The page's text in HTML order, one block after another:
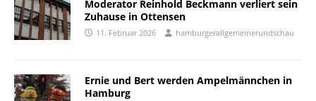
Moderator Reinhold Beckmann verliert sein
Zuhause in Ottensen
11. Februar 2026 hamburgerallgemeinerundschau
Ernie und Bert werden Ampelmännchen in
Hamburg